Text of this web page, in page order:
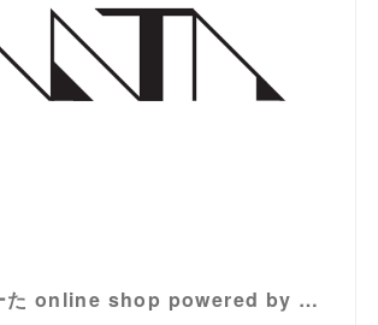
AATA / あーた online shop powered by BASE